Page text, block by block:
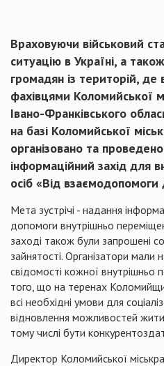
Враховуючи військовий
ситуацію в Україні, а
громадян із територій, де
фахівцями Коломийської
Івано-Франківського
на базі Коломийської
організовано та
інформаційний захід для
осіб «Від взаємодопомоги
Мета зустрічі - надання
допомоги внутрішньо
заході також були запрошені
зайнятості. Організатори мали
свідомості кожної внутрішньо
того, що на теренах
всі необхідні умови для
відновлення можливостей
тому числі бути
Директор Коломийської